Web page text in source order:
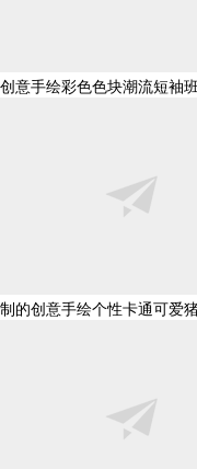
创意手绘彩色色块潮流短袖
制的创意手绘个性卡通可爱